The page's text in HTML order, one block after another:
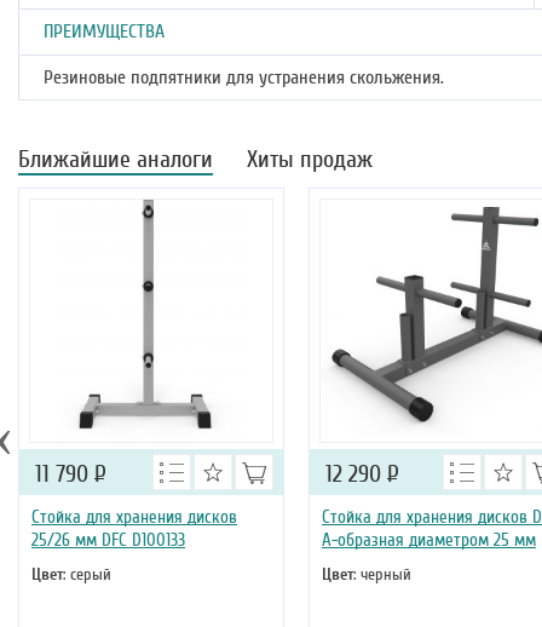
ПРЕИМУЩЕСТВА
Резиновые подпятники для устранения скольжения.
Ближайшие аналоги Хиты продаж
Стойка для хранения дисков
25/26 мм DFC D100133
Цвет: серый
11 790 Р
Стойка для хранения дисков
А-образная диаметром 25 мм
Цвет: черный
12 290 Р